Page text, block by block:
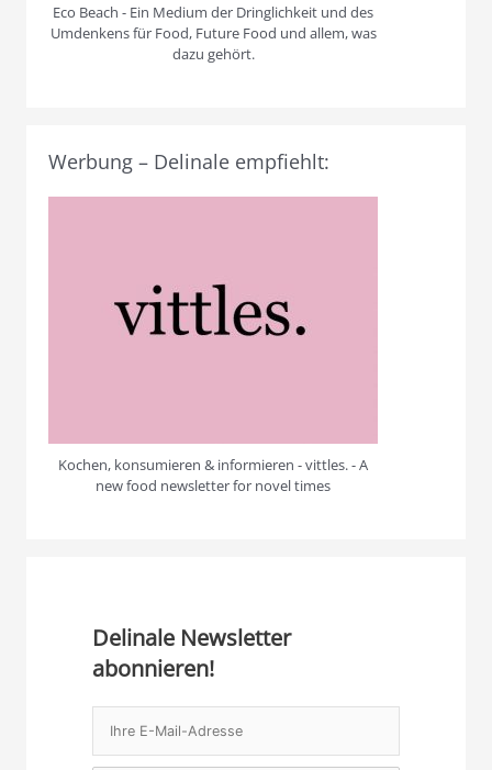
Eco Beach - Ein Medium der Dringlichkeit und des
Umdenkens für Food, Future Food und allem, was
dazu gehört.
Werbung – Delinale empfiehlt:
Kochen, konsumieren & informieren - vittles. - A
new food newsletter for novel times
Delinale Newsletter
abonnieren!